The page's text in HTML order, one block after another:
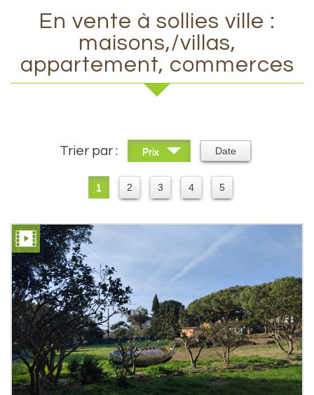
En vente à sollies ville :
maisons,/villas,
appartement, commerces
Trier par : Prix Date
1 2 3 4 5